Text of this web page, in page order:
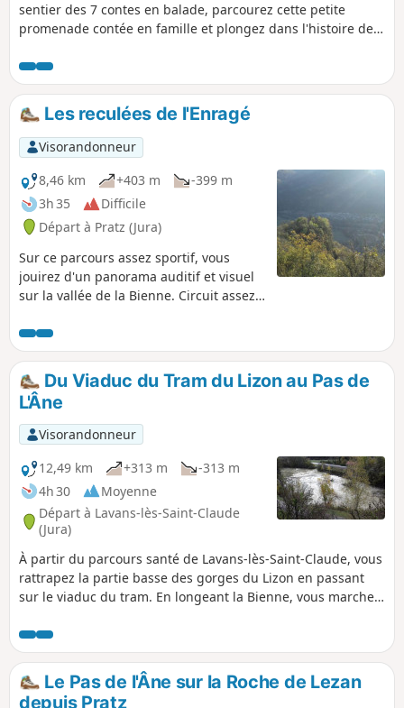
sentier des 7 contes en balade, parcourez cette petite
promenade contée en famille et plongez dans l'histoire de
porte d’entrée (sous la forme d’un livre géant), sur laquelle
est inscrit le type d’objet que vous allez devoir rechercher et
suivre durant toute la balade. Franchissez cette porte pour
ainsi pénétrer dans un univers empreint de mystères.
Les reculées de l'Enragé
Visorandonneur
8,46 km
+403 m
-399 m
3h 35
Difficile
Départ à Pratz (Jura)
Sur ce parcours assez sportif, vous
jouirez d'un panorama auditif et visuel
sur la vallée de la Bienne. Circuit assez
rapport avec l’effort fourni.
Du Viaduc du Tram du Lizon au Pas de
L'Âne
Visorandonneur
12,49 km
+313 m
-313 m
4h 30
Moyenne
Départ à Lavans-lès-Saint-Claude
(Jura)
À partir du parcours santé de Lavans-lès-Saint-Claude, vous
rattrapez la partie basse des gorges du Lizon en passant
sur le viaduc du tram. En longeant la Bienne, vous marchez
de l'Âne et la Roche Lezan. Beau parcours également pour
les amateurs de trail.
Le Pas de l'Âne sur la Roche de Lezan
depuis Pratz